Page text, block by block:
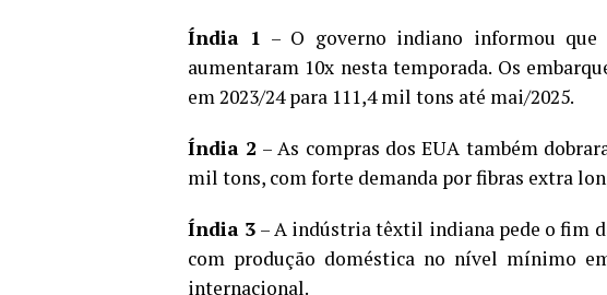
Índia 1 – O governo indiano informou
aumentaram 10x nesta temporada. Os
em 2023/24 para 111,4 mil tons até mai/2025.
Índia 2 – As compras dos EUA também
mil tons, com forte demanda por fibras extra
Índia 3 – A indústria têxtil indiana pede o fim
com produção doméstica no nível mínimo
internacional.